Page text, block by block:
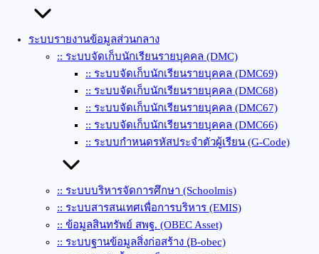
ระบบรายงานข้อมูลส่วนกลาง
:: ระบบจัดเก็บนักเรียนรายบุคคล (DMC)
:: ระบบจัดเก็บนักเรียนรายบุคคล (DMC69)
:: ระบบจัดเก็บนักเรียนรายบุคคล (DMC68)
:: ระบบจัดเก็บนักเรียนรายบุคคล (DMC67)
:: ระบบจัดเก็บนักเรียนรายบุคคล (DMC66)
:: ระบบกำหนดรหัสประจำตัวผู้เรียน (G-Code)
:: ระบบบริหารจัดการศึกษา (Schoolmis)
:: ระบบสารสนเทศเพื่อการบริหาร (EMIS)
:: ข้อมูลสินทรัพย์ สพฐ. (OBEC Asset)
:: ระบบฐานข้อมูลสิ่งก่อสร้าง (ฺB-obec)